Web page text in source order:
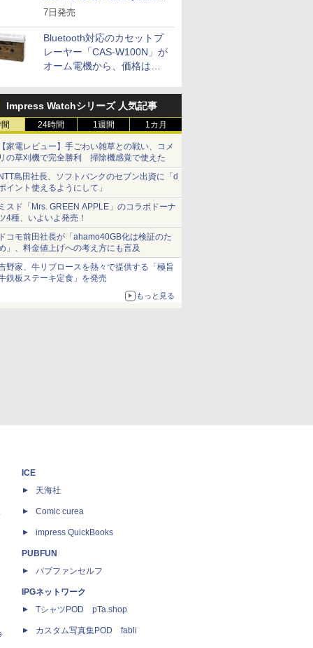
凝縮しコンパクトに
7日発売
Bluetooth対応のカセットプ
レーヤー「CAS-W100N」が
オーム電機から、価格は
Impress Watchシリーズ 人気記事
24時間 1週間 1カ月
【家電レビュー】手ごわい雑草との戦い、コメ
リの草刈機で完全勝利 掃除機感覚で使えた
NTT島田社長、ソフトバンクのセブン出資に「d
イント使えるようにして」
ミスド「Mrs. GREEN APPLE」のコラボドーナ
4種、いよいよ発売！
ドコモ前田社長が「ahamo40GB化は検証のた
」、料金値上げへの考え方にも言及
野家、牛リブロースを熱々で提供する「極旨
鉄板ステーキ定食」を発売
もっと見る
ICE
天海社
Comic curea
impress QuickBooks
PUBFUN
パブファンセルフ
IPGネットワーク
TシャツPOD pTa.shop
カスタム写真集POD fabli